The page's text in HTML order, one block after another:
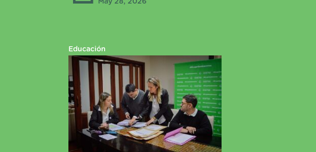
May 28, 2026
Educación